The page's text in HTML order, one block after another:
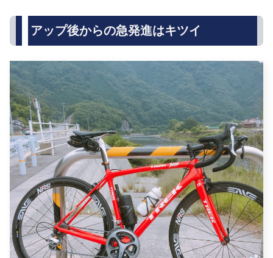
アップ後からの急発進はキツイ